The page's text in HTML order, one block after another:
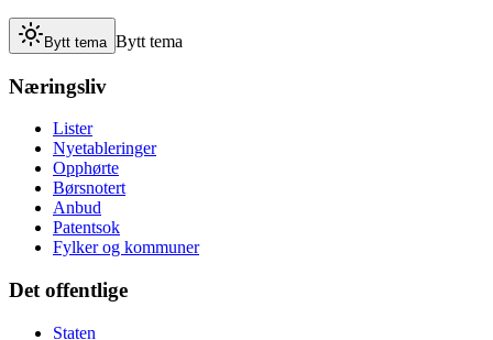
Bytt tema Bytt tema
Næringsliv
Lister
Nyetableringer
Opphørte
Børsnotert
Anbud
Patentsok
Fylker og kommuner
Det offentlige
Staten